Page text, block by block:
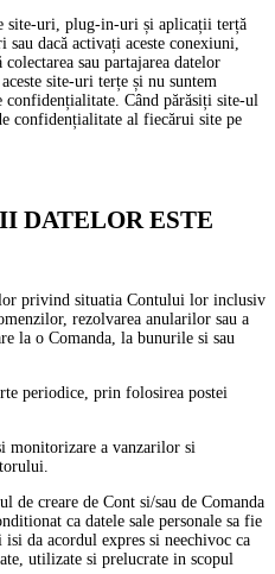
site-uri, plug-in-uri și aplicații terță
dacă activați aceste conexiuni,
sau partajarea datelor
site-uri terțe și nu suntem
Când părăsiți site-ul
confidențialitate al fiecărui site pe
DATELOR ESTE
privind situatia Contului lor inclusiv
rezolvarea anularilor sau a
la o Comanda, la bunurile si sau
periodice, prin folosirea postei
monitorizare a vanzarilor si
de creare de Cont si/sau de Comanda
ca datele sale personale sa fie
da acordul expres si neechivoc ca
utilizate si prelucrate in scopul